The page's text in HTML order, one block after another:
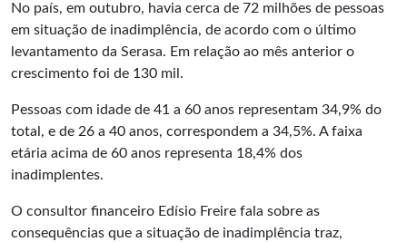
No país, em outubro, havia cerca de 72 milhões de pessoas
em situação de inadimplência, de acordo com o último
levantamento da Serasa. Em relação ao mês anterior o
crescimento foi de 130 mil.
Pessoas com idade de 41 a 60 anos representam 34,9% do
total, e de 26 a 40 anos, correspondem a 34,5%. A faixa
etária acima de 60 anos representa 18,4% dos
inadimplentes.
O consultor financeiro Edísio Freire fala sobre as
consequências que a situação de inadimplência traz,